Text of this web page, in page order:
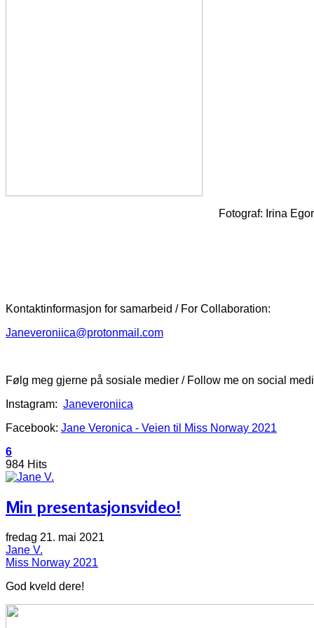
Fotograf: Irina
Kontaktinformasjon for samarbeid / For Collaboration:
Janeveroniica@protonmail.com
Følg meg gjerne på sosiale medier / Follow me on social
Instagram: Janeveroniica
Facebook: Jane Veronica - Veien til Miss Norway 2021
6
984 Hits
Min presentasjonsvideo!
fredag 21. mai 2021
Jane V.
Miss Norway 2021
God kveld dere!